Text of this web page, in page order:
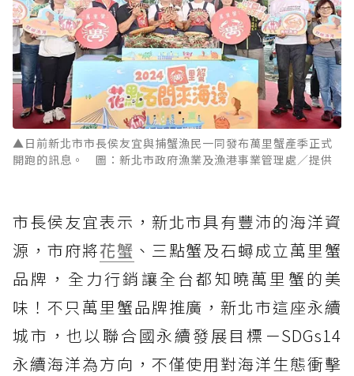
▲日前新北市市長侯友宜與捕蟹漁民一同發布萬里蟹產季正式
開跑的訊息。 圖：新北市政府漁業及漁港事業管理處／提供
市長侯友宜表示，新北市具有豐沛的海洋資
源，市府將花蟹 、三點蟹及石蟳成立萬里蟹
品牌，全力行銷讓全台都知曉萬里蟹的美
味！不只萬里蟹品牌推廣，新北市這座永續
城市，也以聯合國永續發展目標－SDGs14
永續海洋為方向，不僅使用對海洋生態衝擊